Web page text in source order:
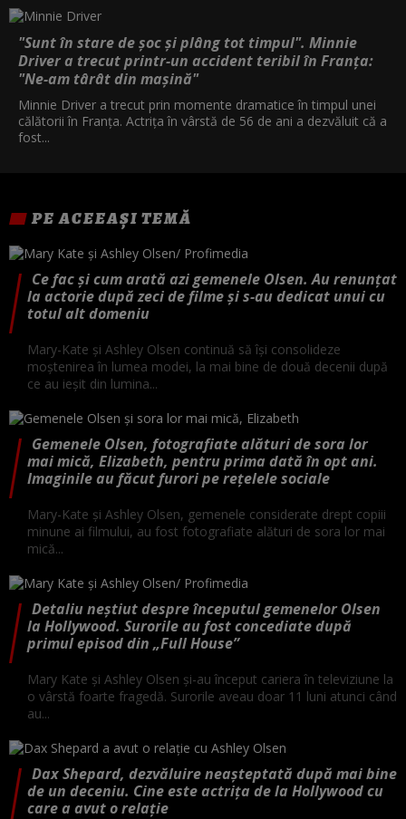
"Sunt în stare de șoc și plâng tot timpul". Minnie
Driver a trecut printr-un accident teribil în Franța:
"Ne-am târât din mașină"
Minnie Driver a trecut prin momente dramatice în timpul unei
călătorii în Franța. Actrița în vârstă de 56 de ani a dezvăluit că a
fost...
PE ACEEAȘI TEMĂ
Ce fac și cum arată azi gemenele Olsen. Au renunțat
la actorie după zeci de filme și s-au dedicat unui cu
totul alt domeniu
Mary-Kate și Ashley Olsen continuă să își consolideze
moștenirea în lumea modei, la mai bine de două decenii după
ce au ieșit din lumina...
Gemenele Olsen, fotografiate alături de sora lor
mai mică, Elizabeth, pentru prima dată în opt ani.
Imaginile au făcut furori pe rețelele sociale
Mary-Kate și Ashley Olsen, gemenele considerate drept copiii
minune ai filmului, au fost fotografiate alături de sora lor mai
mică...
Detaliu neștiut despre începutul gemenelor Olsen
la Hollywood. Surorile au fost concediate după
primul episod din „Full House”
Mary Kate și Ashley Olsen și-au început cariera în televiziune la
o vârstă foarte fragedă. Surorile aveau doar 11 luni atunci când
au...
Dax Shepard, dezvăluire neașteptată după mai bine
de un deceniu. Cine este actrița de la Hollywood cu
care a avut o relație